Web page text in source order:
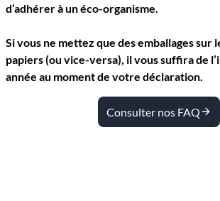
d’adhérer à un éco-organisme.
Si vous ne mettez que des emballages sur
papiers (ou vice-versa), il vous suffira de
année au moment de votre déclaration.
Consulter nos FAQ